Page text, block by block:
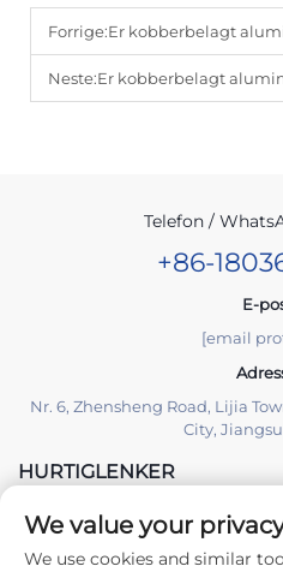
Forrige:Er kobberbelagt aluminium
Neste:Er kobberbelagt aluminium-
Telefon /
+86-
E-
[email
Nr. 6, Zhensheng Road, Lijia
City,
HURTIGLENKER
PRODUKTER
We value your
We use cookies and similar